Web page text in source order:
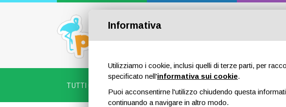
TUTTI GLI ANNUNCI
Informativa
Utilizziamo i cookie, inclusi quelli di terze parti, per
specificato nell'informativa sui cookie.
Puoi acconsentirne l'utilizzo chiudendo questa
continuando a navigare in altro modo.